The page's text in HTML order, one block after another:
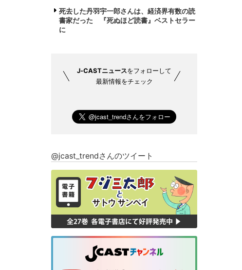
死去した丹羽宇一郎さんは、経済界有数の読
書家だった 『死ぬほど読書』ベストセラー
に
J-CASTニュースをフォローして
最新情報をチェック
@jcast_trendさんのツイート